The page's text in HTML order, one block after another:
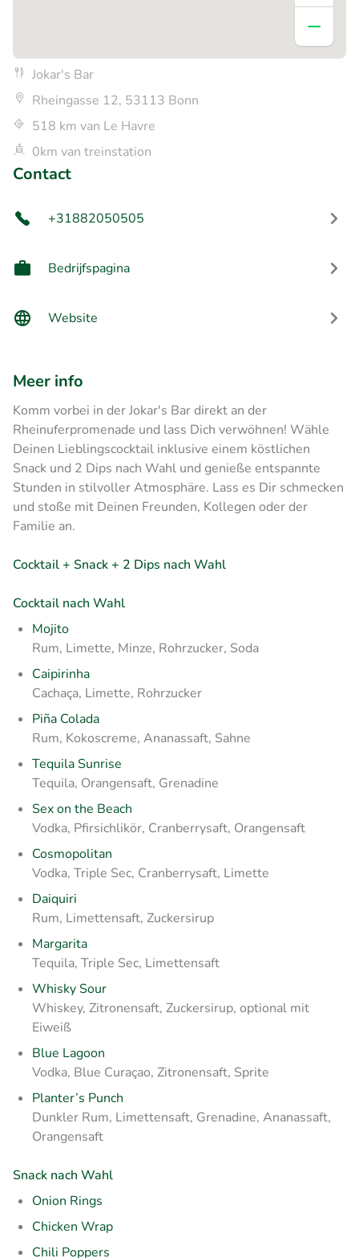
Jokar's Bar
Rheingasse 12, 53113 Bonn
518 km van Le Havre
0km van treinstation
Contact
+31882050505
Bedrijfspagina
Website
Meer info
Komm vorbei in der Jokar's Bar direkt an der
Rheinuferpromenade und lass Dich verwöhnen! Wähle
Deinen Lieblingscocktail inklusive einem köstlichen
Snack und 2 Dips nach Wahl und genieße entspannte
Stunden in stilvoller Atmosphäre. Lass es Dir schmecken
und stoße mit Deinen Freunden, Kollegen oder der
Familie an.
Cocktail + Snack + 2 Dips nach Wahl
Cocktail nach Wahl
Mojito
Rum, Limette, Minze, Rohrzucker, Soda
Caipirinha
Cachaça, Limette, Rohrzucker
Piña Colada
Rum, Kokoscreme, Ananassaft, Sahne
Tequila Sunrise
Tequila, Orangensaft, Grenadine
Sex on the Beach
Vodka, Pfirsichlikör, Cranberrysaft, Orangensaft
Cosmopolitan
Vodka, Triple Sec, Cranberrysaft, Limette
Daiquiri
Rum, Limettensaft, Zuckersirup
Margarita
Tequila, Triple Sec, Limettensaft
Whisky Sour
Whiskey, Zitronensaft, Zuckersirup, optional mit
Eiweiß
Blue Lagoon
Vodka, Blue Curaçao, Zitronensaft, Sprite
Planter’s Punch
Dunkler Rum, Limettensaft, Grenadine, Ananassaft,
Orangensaft
Snack nach Wahl
Onion Rings
Chicken Wrap
Chili Poppers